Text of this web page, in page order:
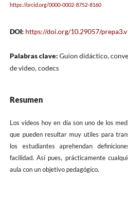
https://orcid.org/0000-0002-8752-8160
DOI: https://doi.org/10.29057/
Palabras clave: Guion didáctico,
de video, codecs
Resumen
Los videos hoy en día son uno de los
que pueden resultar muy utiles para
los estudiantes aprehendan
facilidad. Así pues, prácticamente
aula con un objetivo pedagógico.